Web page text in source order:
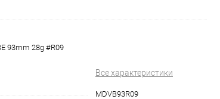
93mm 28g #R09
Все характеристики
MDVB93R09